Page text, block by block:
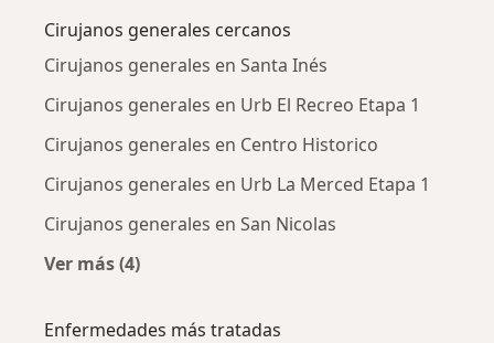
Cirujanos generales cercanos
Cirujanos generales en Santa Inés
Cirujanos generales en Urb El Recreo Etapa 1
Cirujanos generales en Centro Historico
Cirujanos generales en Urb La Merced Etapa 1
Cirujanos generales en San Nicolas
Ver más (4)
Enfermedades más tratadas